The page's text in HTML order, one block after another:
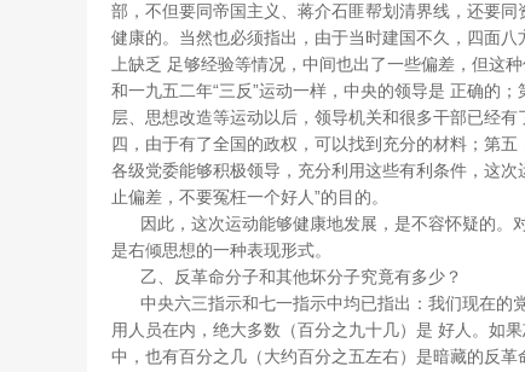
部，不但要同帝国主义、蒋介石匪帮划清界线，还要
健康的。当然也必须指出，由于当时建国不久，四面
上缺乏 足够经验等情况，中间也出了一些偏差，但这
和一九五二年“三反”运动一样，中央的领导是 正确的
层、思想改造等运动以后，领导机关和很多干部已经
四，由于有了全国的政权，可以找到充分的材料；第
各级党委能够积极领导，充分利用这些有利条件，这
止偏差，不要冤枉一个好人”的目的。
因此，这次运动能够健康地发展，是不容怀疑的。
是右倾思想的一种表现形式。
乙、反革命分子和其他坏分子究竟有多少？
中央六三指示和七一指示中均已指出：我们现在的
用人员在内，绝大多数（百分之九十几）是 好人。如
中，也有百分之几（大约百分之五左右）是暗藏的反